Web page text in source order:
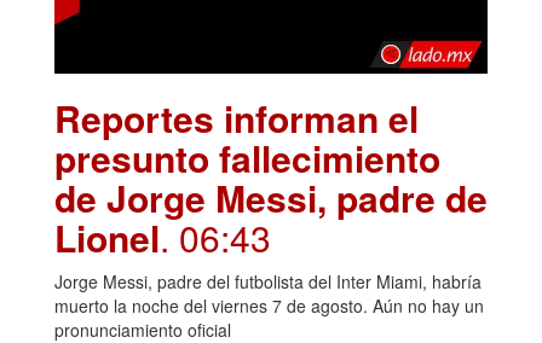
Reportes informan el
presunto fallecimiento
de Jorge Messi, padre de
Lionel. 06:43
Jorge Messi, padre del futbolista del Inter Miami, habría
muerto la noche del viernes 7 de agosto. Aún no hay un
pronunciamiento oficial